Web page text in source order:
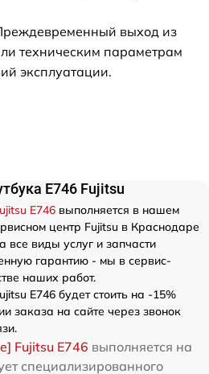
выход из
техническим параметрам
эксплуатации.
E746 Fujitsu
E746 выполняется в нашем
центр Fujitsu в Краснодаре
виды услуг и запчасти
гарантию - мы в сервис-
наших работ.
E746 будет стоить на -15%
заказа на сайте через звонок
Fujitsu E746 выполняется на
специализированного